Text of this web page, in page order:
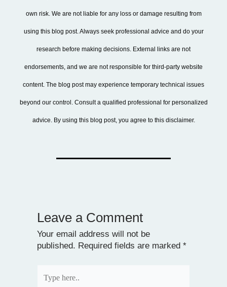
own risk. We are not liable for any loss or damage resulting from
using this blog post. Always seek professional advice and do your
research before making decisions. External links are not
endorsements, and we are not responsible for third-party website
content. The blog post may experience temporary technical issues
beyond our control. Consult a qualified professional for personalized
advice. By using this blog post, you agree to this disclaimer.
Leave a Comment
Your email address will not be
published. Required fields are marked *
here..